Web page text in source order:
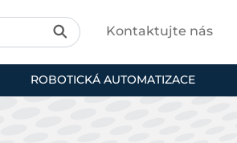
ROBOTICKÁ AUTOMATIZACE
Kontaktujte nás